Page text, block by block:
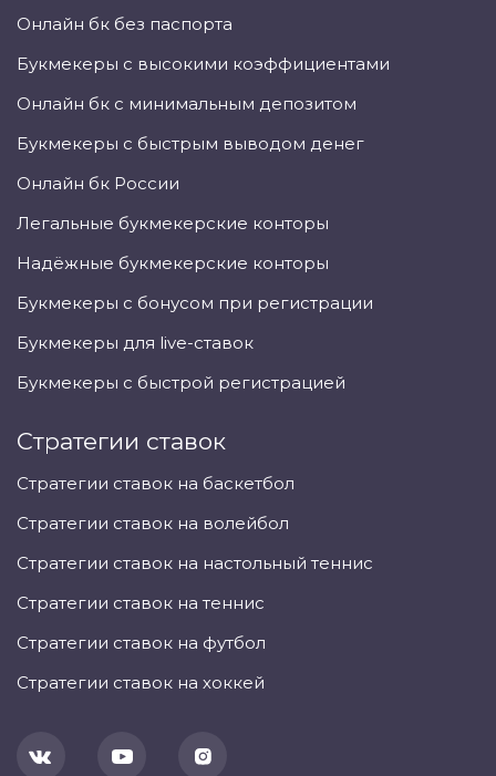
Онлайн бк без паспорта
Букмекеры с высокими коэффициентами
Онлайн бк с минимальным депозитом
Букмекеры с быстрым выводом денег
Онлайн бк России
Легальные букмекерские конторы
Надёжные букмекерские конторы
Букмекеры с бонусом при регистрации
Букмекеры для live-ставок
Букмекеры с быстрой регистрацией
Стратегии ставок
Стратегии ставок на баскетбол
Стратегии ставок на волейбол
Стратегии ставок на настольный теннис
Стратегии ставок на теннис
Стратегии ставок на футбол
Стратегии ставок на хоккей